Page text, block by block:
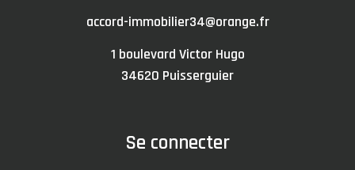
accord-immobilier34@orange.fr
1 boulevard Victor Hugo
34620
puisserguier
Se connecter